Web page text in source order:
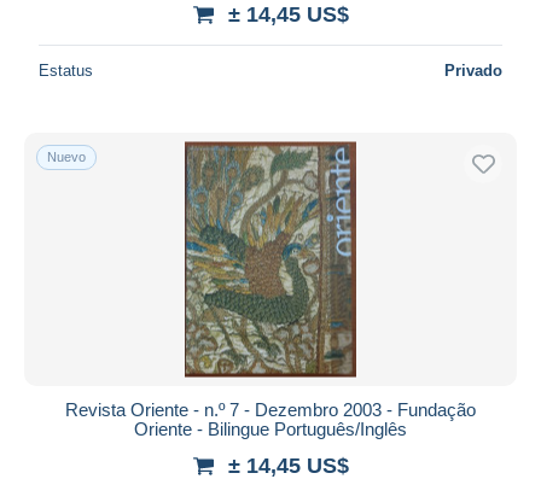
± 14,45 US$
Estatus Privado
Nuevo
Revista Oriente - n.º 7 - Dezembro 2003 - Fundação
Oriente - Bilingue Português/Inglês
± 14,45 US$